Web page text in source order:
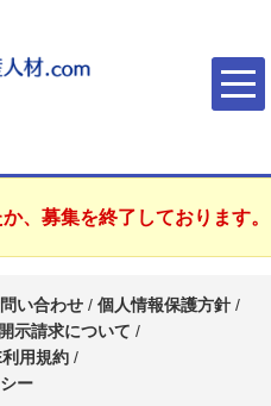
、募集を終了しております。
い合わせ / 個人情報保護方針 /
示請求について /
用規約 /
ー